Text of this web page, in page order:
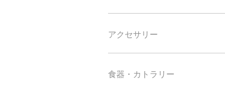
アクセサリー
食器・カトラリー